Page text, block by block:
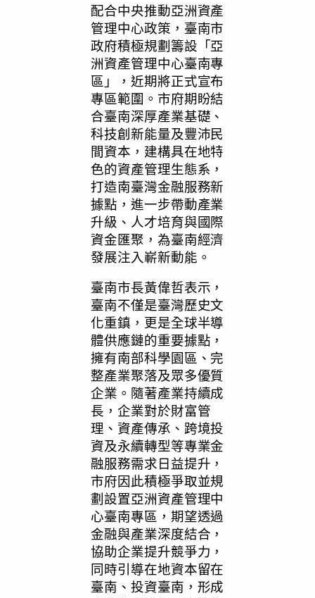
配合中央推動亞洲資產
管理中心政策，臺南市
政府積極規劃籌設「亞
洲資產管理中心臺南專
區」，近期將正式宣布
專區範圍。市府期盼結
合臺南深厚產業基礎、
科技創新能量及豐沛民
間資本，建構具在地特
色的資產管理生態系，
打造南臺灣金融服務新
據點，進一步帶動產業
升級、人才培育與國際
資金匯聚，為臺南經濟
發展注入嶄新動能。
臺南市長黃偉哲表示，
臺南不僅是臺灣歷史文
化重鎮，更是全球半導
體供應鏈的重要據點，
擁有南部科學園區、完
整產業聚落及眾多優質
企業。隨著產業持續成
長，企業對於財富管
理、資產傳承、跨境投
資及永續轉型等專業金
融服務需求日益提升，
市府因此積極爭取並規
劃設置亞洲資產管理中
心臺南專區，期望透過
金融與產業深度結合，
協助企業提升競爭力，
同時引導在地資本留在
臺南、投資臺南，形成